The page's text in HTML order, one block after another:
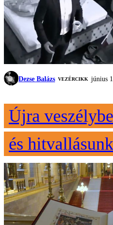
Dezse Balázs VEZÉRCIKK június
Újra
és